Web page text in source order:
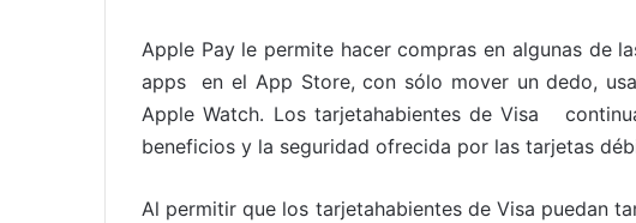
Apple Pay le permite hacer compras en algunas de
apps en el App Store, con sólo mover un dedo,
Apple Watch. Los tarjetahabientes de Visa
beneficios y la seguridad ofrecida por las tarjetas
Al permitir que los tarjetahabientes de Visa puedan